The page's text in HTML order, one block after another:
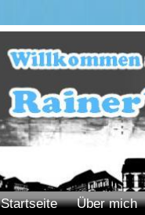
Startseite Über mich